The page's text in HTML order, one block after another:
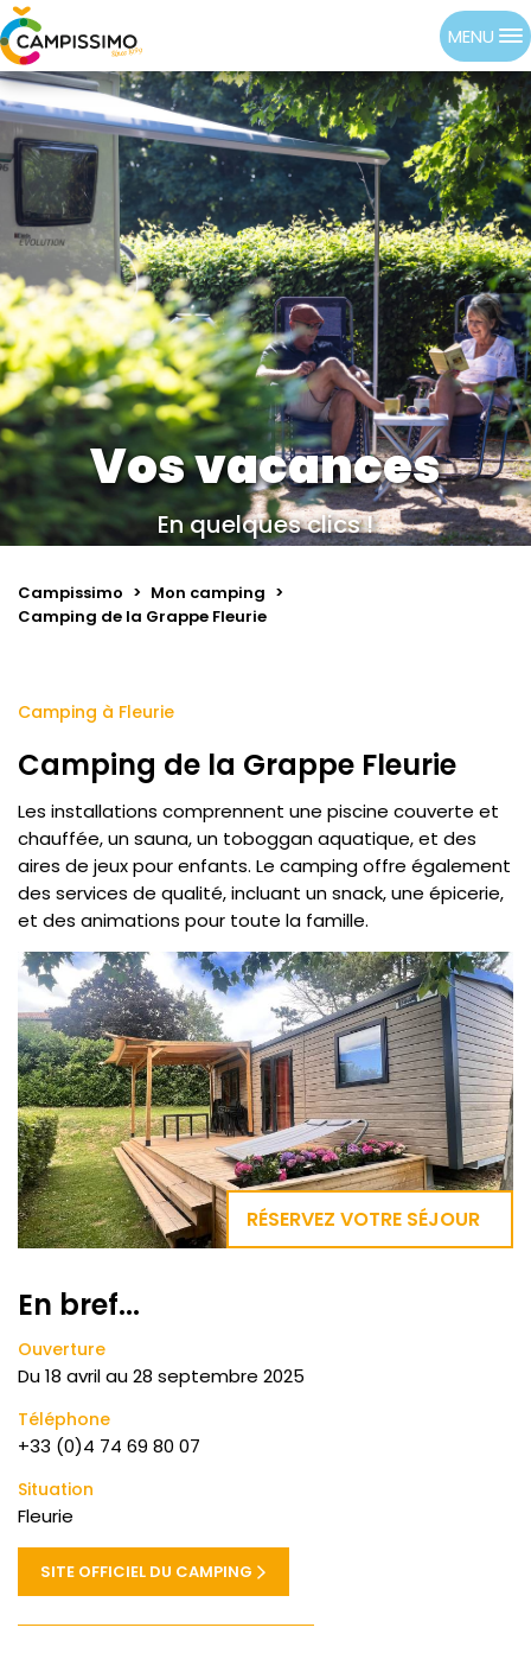
MENU
Vos vacances
En quelques clics !
Campissimo > Mon camping >
Camping de la Grappe Fleurie
Camping à Fleurie
Camping de la Grappe Fleurie
Les installations comprennent une piscine couverte et
chauffée, un sauna, un toboggan aquatique, et des
aires de jeux pour enfants. Le camping offre également
des services de qualité, incluant un snack, une épicerie,
et des animations pour toute la famille.
RÉSERVEZ VOTRE SÉJOUR
En bref...
Ouverture
Du18 avrilau28 septembre 2025
Téléphone
+33 (0)4 74 69 80 07
Situation
Fleurie
SITE OFFICIEL DU CAMPING